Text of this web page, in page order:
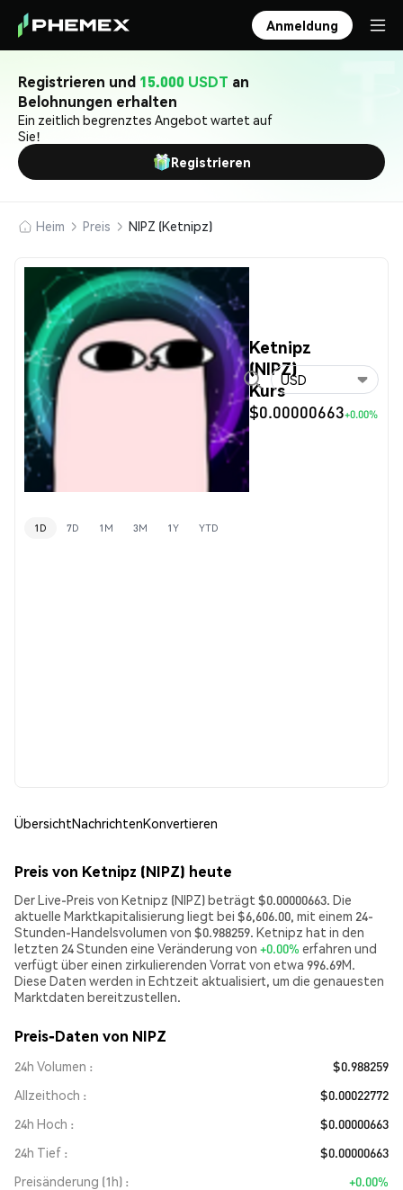
Anmeldung
Registrieren und 15.000 USDT an
Belohnungen erhalten
Ein zeitlich begrenztes Angebot wartet auf
Sie!
Registrieren
Heim Preis NIPZ (Ketnipz)
Ketnipz
(NIPZ)
Kurs
$0.00000663+0.00%
USD
1D 7D 1M 3M 1Y YTD
ÜbersichtNachrichtenKonvertieren
Preis von Ketnipz (NIPZ) heute
Der Live-Preis von Ketnipz (NIPZ) beträgt $0.00000663. Die
aktuelle Marktkapitalisierung liegt bei $6,606.00, mit einem 24-
Stunden-Handelsvolumen von $0.988259. Ketnipz hat in den
letzten 24 Stunden eine Veränderung von +0.00% erfahren und
verfügt über einen zirkulierenden Vorrat von etwa 996.69M.
Diese Daten werden in Echtzeit aktualisiert, um die genauesten
Marktdaten bereitzustellen.
Preis-Daten von NIPZ
24h Volumen
$0.988259
Allzeithoch
$0.00022772
24h Hoch
$0.00000663
24h Tief
$0.00000663
Preisänderung (1h)
+0.00%